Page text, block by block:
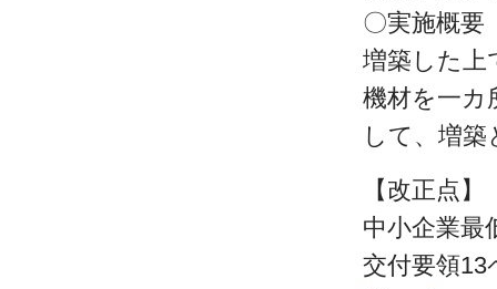
〇実施概要
増築した上
機材を一カ
して、増
【改正点】
中小企業最
交付要領